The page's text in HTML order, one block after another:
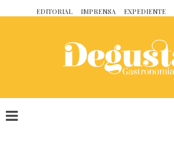
EDITORIAL IMPRENSA EXPEDIENTE